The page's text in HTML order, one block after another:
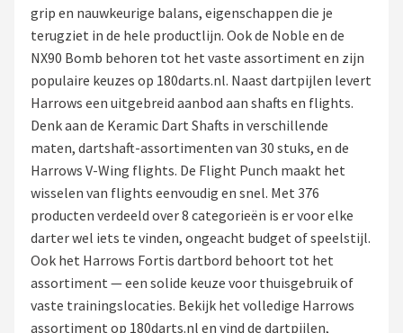
Dartshop
POPULAIRE MERKEN
Target
Winmau
Bull's
Dart
ABC Darts
Mission
grip en nauwkeurige balans, eigenschappen die je
terugziet in de hele productlijn. Ook de Noble en de
NX90 Bomb behoren tot het vaste assortiment en zijn
populaire keuzes op 180darts.nl. Naast dartpijlen levert
Harrows een uitgebreid aanbod aan shafts en flights.
Denk aan de Keramic Dart Shafts in verschillende
maten, dartshaft-assortimenten van 30 stuks, en de
Harrows V-Wing flights. De Flight Punch maakt het
wisselen van flights eenvoudig en snel. Met 376
producten verdeeld over 8 categorieën is er voor elke
darter wel iets te vinden, ongeacht budget of speelstijl.
Ook het Harrows Fortis dartbord behoort tot het
assortiment — een solide keuze voor thuisgebruik of
vaste trainingslocaties. Bekijk het volledige Harrows
assortiment op 180darts.nl en vind de dartpijlen,